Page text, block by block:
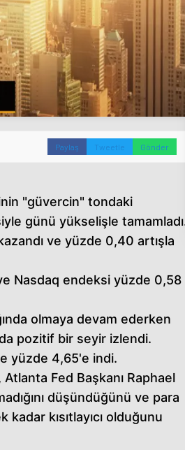
Paylaş Tweetle Gönder
"güvercin" tondaki
günü yükselişle
ve yüzde 0,40 artışla
Nasdaq endeksi yüzde 0,58
olmaya devam ederken
pozitif bir seyir izlendi.
yüzde 4,65'e indi.
Fed Başkanı Raphael
düşündüğünü ve para
kısıtlayıcı olduğunu